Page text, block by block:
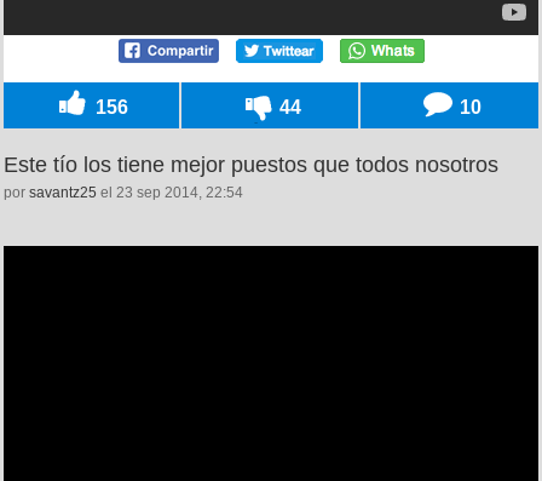
156 44 10
Este tío los tiene mejor puestos que todos nosotros
por savantz25 el 23 sep 2014, 22:54